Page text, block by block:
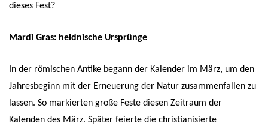
dieses Fest?
Mardi Gras: heidnische Ursprünge
In der römischen Antike begann der Kalender im März, um den
Jahresbeginn mit der Erneuerung der Natur zusammenfallen zu
lassen. So markierten große Feste diesen Zeitraum der
Kalenden des März. Später feierte die christianisierte